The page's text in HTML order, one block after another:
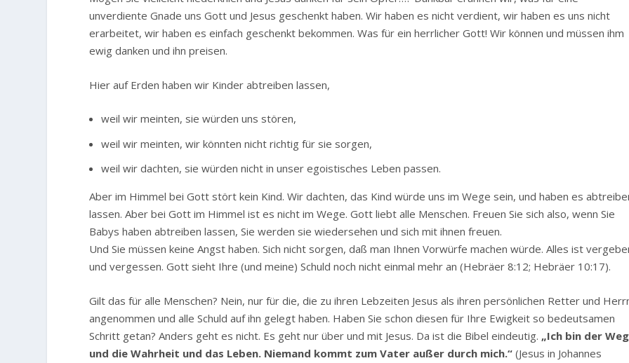
unverdiente Gnade uns Gott und Jesus geschenkt haben. Wir haben es nicht verdient, wir haben es uns nicht
erarbeitet, wir haben es einfach geschenkt bekommen. Was für ein herrlicher Gott! Wir können und müssen ihm
ewig danken und ihn preisen.
Hier auf Erden haben wir Kinder abtreiben lassen,
weil wir meinten, sie würden uns stören,
weil wir meinten, wir könnten nicht richtig für sie sorgen,
weil wir dachten, sie würden nicht in unser egoistisches Leben passen.
Aber im Himmel bei Gott stört kein Kind. Wir dachten, das Kind würde uns im Wege sein, und haben es
lassen. Aber bei Gott im Himmel ist es nicht im Wege. Gott liebt alle Menschen. Freuen Sie sich also, wenn Sie
Babys haben abtreiben lassen, Sie werden sie wiedersehen und sich mit ihnen freuen.
Und Sie müssen keine Angst haben. Sich nicht sorgen, daß man Ihnen Vorwürfe machen würde. Alles ist
und vergessen. Gott sieht Ihre (und meine) Schuld noch nicht einmal mehr an (Hebräer 8:12; Hebräer 10:17).
Gilt das für alle Menschen? Nein, nur für die, die zu ihren Lebzeiten Jesus als ihren persönlichen Retter und
angenommen und alle Schuld auf ihn gelegt haben. Haben Sie schon diesen für Ihre Ewigkeit so bedeutsamen
Schritt getan? Anders geht es nicht. Es geht nur über und mit Jesus. Da ist die Bibel eindeutig. „Ich bin der Weg
und die Wahrheit und das Leben. Niemand kommt zum Vater außer durch mich.“ (Jesus in Johannes